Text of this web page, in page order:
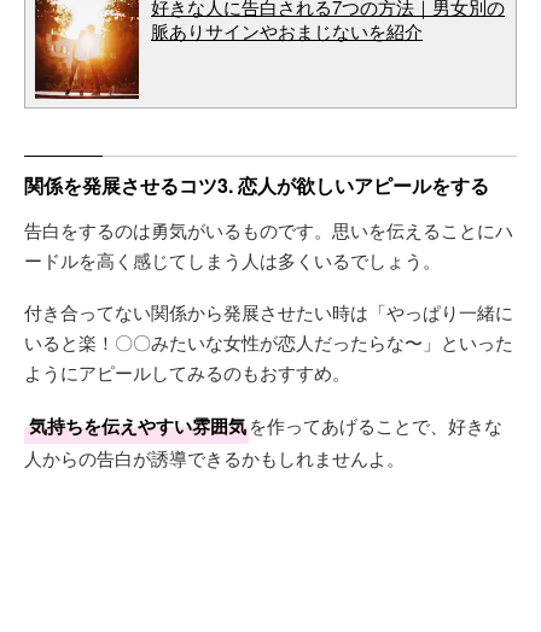
好きな人に告白される7つの方法｜男女別の
脈ありサインやおまじないを紹介
関係を発展させるコツ3. 恋人が欲しいアピールをする
告白をするのは勇気がいるものです。思いを伝えることにハ
ードルを高く感じてしまう人は多くいるでしょう。
付き合ってない関係から発展させたい時は「やっぱり一緒に
いると楽！〇〇みたいな女性が恋人だったらな〜」といった
ようにアピールしてみるのもおすすめ。
気持ちを伝えやすい雰囲気を作ってあげることで、好きな
人からの告白が誘導できるかもしれませんよ。